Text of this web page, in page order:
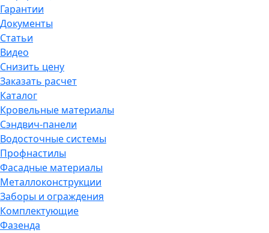
Гарантии
Документы
Статьи
Видео
Снизить цену
Заказать расчет
Каталог
Кровельные материалы
Сэндвич-панели
Водосточные системы
Профнастилы
Фасадные материалы
Металлоконструкции
Заборы и ограждения
Комплектующие
Фазенда